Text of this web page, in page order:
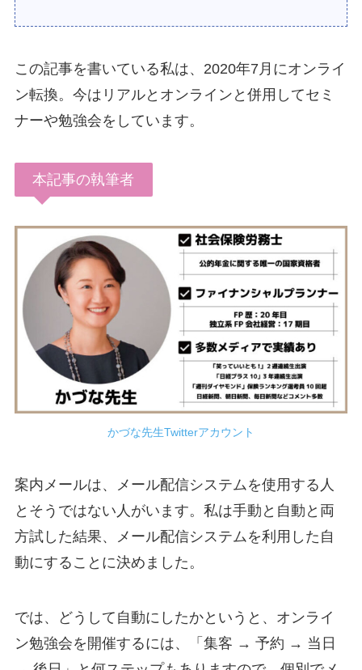
この記事を書いている私は、2020年7月にオンライ
ン転換。今はリアルとオンラインと併用してセミ
ナーや勉強会をしています。
本記事の執筆者
かづな先生Twitterアカウント
案内メールは、メール配信システムを使用する人
とそうではない人がいます。私は手動と自動と両
方試した結果、メール配信システムを利用した自
動にすることに決めました。
では、どうして自動にしたかというと、オンライ
ン勉強会を開催するには、「集客 → 予約 → 当日